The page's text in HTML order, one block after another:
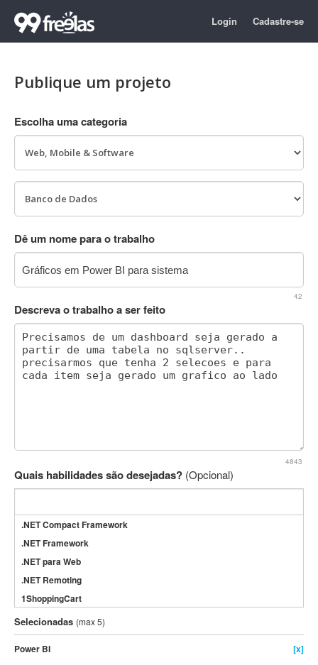
Login Cadastre-se
Publique um projeto
Escolha uma categoria
Dê um nome para o trabalho
42
Descreva o trabalho a ser feito
4843
Quais habilidades são desejadas? (Opcional)
.NET Compact Framework
.NET Framework
.NET para Web
.NET Remoting
1ShoppingCart
3DS Max
3GSM
4D Dimension
Selecionadas (max 5)
Power BI [x]